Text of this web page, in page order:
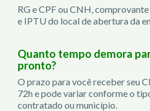
RG e CPF ou CNH,
e IPTU do local de abertura da
Quanto tempo demora
pronto?
O prazo para você receber seu
72h e pode variar conforme o
contratado ou município.